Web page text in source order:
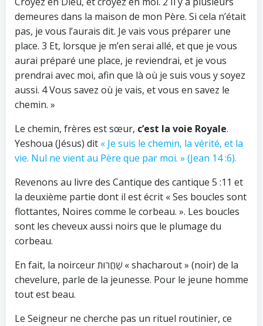
demeures dans la maison de mon Père. Si cela n’était
pas, je vous l’aurais dit. Je vais vous préparer une
place. 3 Et, lorsque je m’en serai allé, et que je vous
aurai préparé une place, je reviendrai, et je vous
prendrai avec moi, afin que là où je suis vous y soyez
aussi. 4 Vous savez où je vais, et vous en savez le
chemin. »
Le chemin, frères est sœur, c’est la voie Royale.
Yeshoua (Jésus) dit « Je suis le chemin, la vérité, et la
vie. Nul ne vient au Père que par moi. » (Jean 14 :6).
Revenons au livre des Cantique des cantique 5 :11 et
la deuxième partie dont il est écrit « Ses boucles sont
flottantes, Noires comme le corbeau. ». Les boucles
sont les cheveux aussi noirs que le plumage du
corbeau.
En fait, la noirceur שַׁחֲרוּת « shacharout » (noir) de la
chevelure, parle de la jeunesse. Pour le jeune homme
tout est beau.
Le Seigneur ne cherche pas un rituel routinier, ce